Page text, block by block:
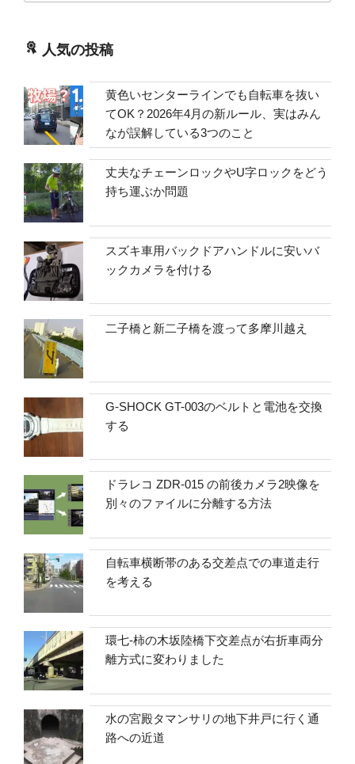
人気の投稿
黄色いセンターラインでも自転車を抜い
てOK？2026年4月の新ルール、実はみん
なが誤解している3つのこと
丈夫なチェーンロックやU字ロックをどう
持ち運ぶか問題
スズキ車用バックドアハンドルに安いバ
ックカメラを付ける
二子橋と新二子橋を渡って多摩川越え
G-SHOCK GT-003のベルトと電池を交換
する
ドラレコ ZDR-015 の前後カメラ2映像を
別々のファイルに分離する方法
自転車横断帯のある交差点での車道走行
を考える
環七-柿の木坂陸橋下交差点が右折車両分
離方式に変わりました
水の宮殿タマンサリの地下井戸に行く通
路への近道